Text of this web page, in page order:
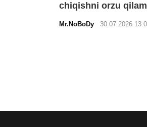
chiqishni orzu
Mr.NoBoDy 30.07.2026